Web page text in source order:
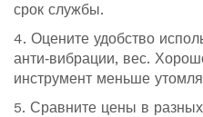
срок службы.
4. Оцените удобство
анти‑вибрации, вес.
инструмент меньше
5. Сравните цены в